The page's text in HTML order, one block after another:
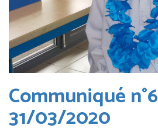
Communiqué n°6
31/03/2020